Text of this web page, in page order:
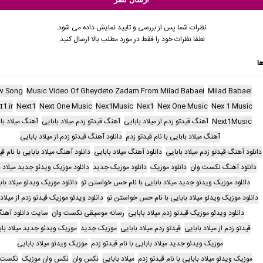
نظرات شما پس از بررسی و تایید نمایش داده می شود.
لطفا نظرات خود را فقط در مورد مطلب بالا ارسال کنید.
Milad Babaei
Music Video Of Gheydeto Zadam From Milad Babaei
Song
Nex 1 Music
Nex One Music
Nex1
Nex1Music
Next One Music
Next1
Next1Music آهنگ قیدتو زدم از میلاد بابایی آهنگ قیدتو زدم میلاد بابایی آهنگ میلاد
آهنگ میلاد بابایی با نام قیدتو زدم دانلود آهنگ قیدتو زدم از میلاد بابایی
دانلود آهنگ قیدتو زدم میلاد بابایی دانلود آهنگ میلاد بابایی دانلود آهنگ میلاد بابایی با نام
دانلود آهنگ نکست وان دانلود موزیک دانلود موزیک جدید دانلود موزیک ویدئو جدید میلاد
دانلود موزیک ویدئو جدید میلاد بابایی با نام حس خواستن تو دانلود موزیک ویدئو میلاد
دانلود موزیک ویدئو میلاد بابایی با نام حس خواستن تو دانلود ویدئو موزیک قیدتو زدم از
دانلود ویدئو موزیک قیدتو زدم میلاد بابایی رسانه موسیقی نکست وان سایت دانلود
قیدتو زدم از میلاد بابایی قیدتو زدم میلاد بابایی موزیک جدید موزیک ویدئو جدید میلاد
موزیک ویدئو جدید میلاد بابایی با نام قیدتو زدم موزیک ویدئو میلاد بابایی
موزیک ویدئو میلاد بابایی با نام قیدتو زدم میلاد بابایی نکس وان نکس وان موزیک